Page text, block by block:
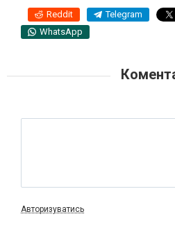
Reddit Telegram
WhatsApp
Авторизуватись